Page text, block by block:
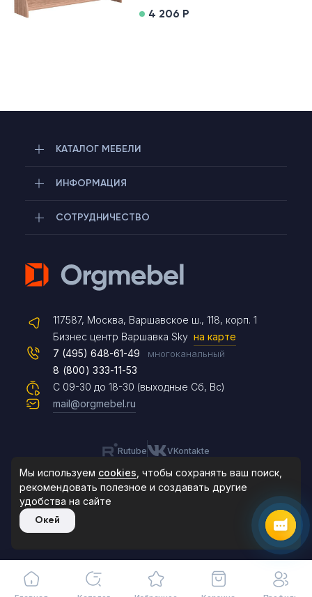
4 206 Р
КАТАЛОГ МЕБЕЛИ
ИНФОРМАЦИЯ
СОТРУДНИЧЕСТВО
117587, Москва, Варшавское ш., 118, корп. 1
Бизнес центр Варшавка Sky на карте
С 09-30 до 18-30 (выходные Сб, Вс)
7 (495) 648-61-49 многоканальный
8 (800) 333-11-53
mail@orgmebel.ru
Rutube VKontakte
Продажа офисной мебели.
Все права защищены.
Telegram
Max
Чат на сайте
8 (495) 183-47-87
По будням с 09:30 до 18:30
Мы используем cookies , чтобы сохранять ваш поиск,
рекомендовать полезное и создавать другие
удобства на сайте
Окей